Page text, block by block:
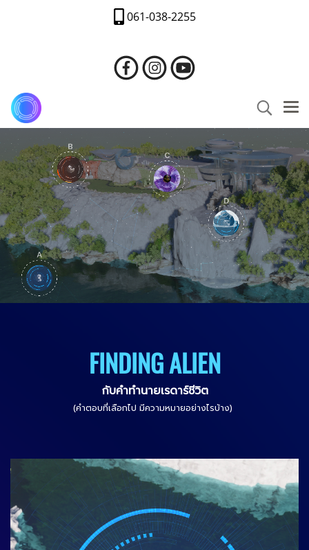
061-038-2255
FINDING ALIEN
กับคำทำนายเรดาร์ชีวิต
(คำตอบที่เลือกไป มีความหมายอย่างไรบ้าง)